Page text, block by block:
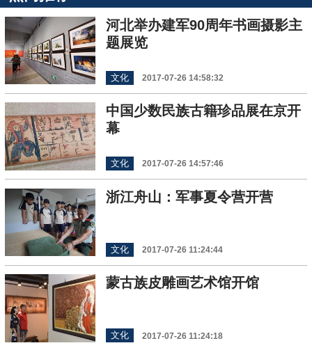
河北举办建军90周年书画摄影主
题展览
文化 2017-07-26 14:58:32
中国少数民族古籍珍品展在京开
幕
文化 2017-07-26 14:57:46
浙江舟山：军事夏令营开营
文化 2017-07-26 11:24:44
蒙古族皮雕画艺术馆开馆
文化 2017-07-26 11:24:18